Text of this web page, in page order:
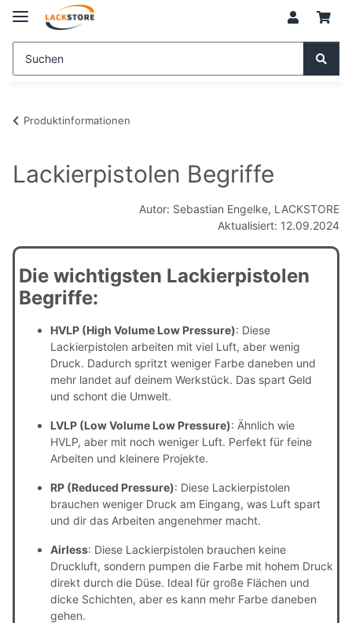
Produktinformationen
Lackierpistolen Begriffe
Autor: Sebastian Engelke, LACKSTORE
Aktualisiert: 12.09.2024
Die wichtigsten Lackierpistolen
Begriffe:
HVLP (High Volume Low Pressure): Diese
Lackierpistolen arbeiten mit viel Luft, aber wenig
Druck. Dadurch spritzt weniger Farbe daneben und
mehr landet auf deinem Werkstück. Das spart Geld
und schont die Umwelt.
LVLP (Low Volume Low Pressure): Ähnlich wie
HVLP, aber mit noch weniger Luft. Perfekt für feine
Arbeiten und kleinere Projekte.
RP (Reduced Pressure): Diese Lackierpistolen
brauchen weniger Druck am Eingang, was Luft spart
und dir das Arbeiten angenehmer macht.
Airless: Diese Lackierpistolen brauchen keine
Druckluft, sondern pumpen die Farbe mit hohem Druck
direkt durch die Düse. Ideal für große Flächen und
dicke Schichten, aber es kann mehr Farbe daneben
gehen.